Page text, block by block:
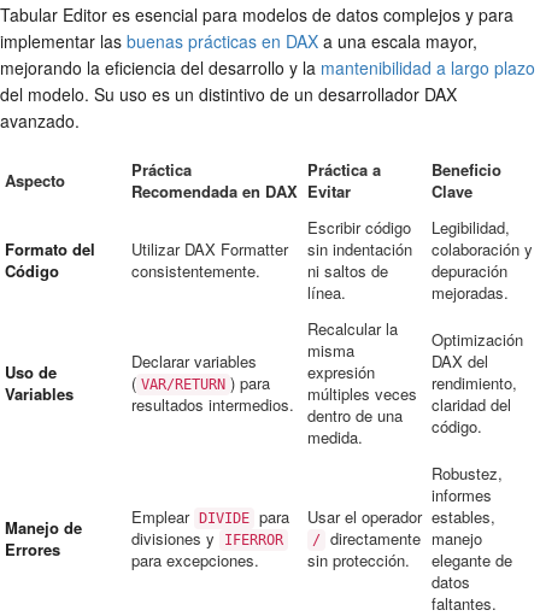
Tabular Editor es esencial para modelos de datos complejos y para
implementar las buenas prácticas en DAX a una escala mayor,
mejorando la eficiencia del desarrollo y la mantenibilidad a largo plazo
del modelo. Su uso es un distintivo de un desarrollador DAX
avanzado.
Aspecto
Práctica
Recomendada en DAX
Práctica a
Evitar
Beneficio
Clave
Formato del
Código
Utilizar DAX Formatter
consistentemente.
Escribir código
sin indentación
ni saltos de
línea.
Legibilidad,
colaboración y
depuración
mejoradas.
Uso de
Variables
Declarar variables
( VAR/RETURN ) para
resultados intermedios.
Recalcular la
misma
expresión
múltiples veces
dentro de una
medida.
Optimización
DAX del
rendimiento,
claridad del
código.
Manejo de
Errores
Emplear DIVIDE para
divisiones y
IFERROR
para excepciones.
Usar el operador
/ directamente
sin protección.
Robustez,
informes
estables,
manejo
elegante de
datos
faltantes.